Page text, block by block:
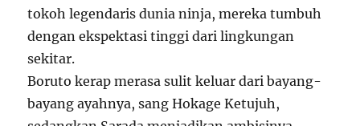
tokoh legendaris dunia ninja, mereka tumbuh
dengan ekspektasi tinggi dari lingkungan
sekitar.
Boruto kerap merasa sulit keluar dari bayang-
bayang ayahnya, sang Hokage Ketujuh,